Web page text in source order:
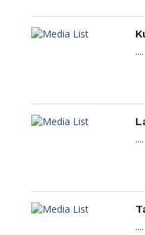
....
....
....